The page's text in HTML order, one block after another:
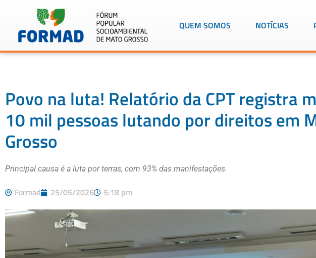
QUEM SOMOS NOTÍCIAS
Povo na luta! Relatório da CPT registra
10 mil pessoas lutando por direitos em
Grosso
Principal causa é a luta por terras, com 93% das manifestações.
Formad 25/05/2026 5:18 pm